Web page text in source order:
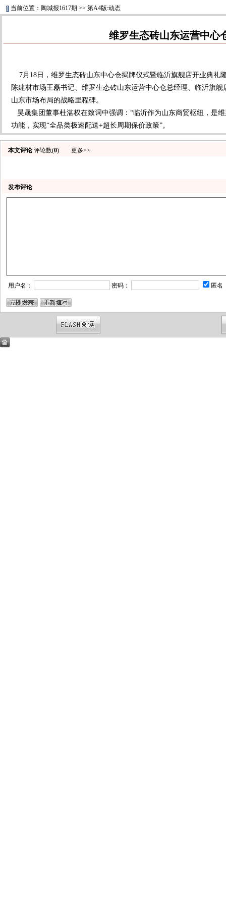
当前位置：陶城报1617期 >> 第A4版:动态
维罗生态砖山东运营中心
7月18日，维罗生态砖山东中心仓揭牌仪式暨临沂旗舰店开业典礼
陈建材市场王磊书记、维罗生态砖山东运营中心仓总经理、临沂旗
山东市场布局的战略里程碑。
昊晟集团董事杜湛权在致词中强调：“临沂作为山东商贸枢纽，是
功能，实现“全品类极速配送+超长周期保价政策”。
本文评论评论数(0) 更多>>
发布评论
用户名： 密码： 匿名